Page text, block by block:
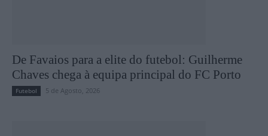
De Favaios para a elite do futebol: Guilherme
Chaves chega à equipa principal do FC Porto
Futebol 5 de Agosto, 2026